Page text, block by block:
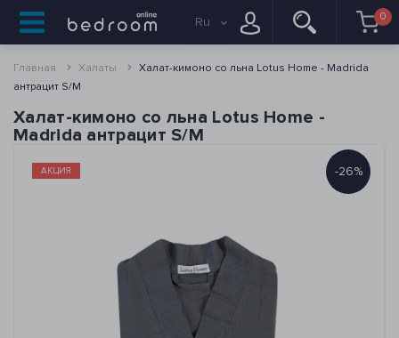
Ru 0
Главная Халаты
Халат-кимоно со льна Lotus Home - Madrida
антрацит S/M
Халат-кимоно со льна Lotus Home -
Madrida антрацит S/M
-26%
АКЦИЯ